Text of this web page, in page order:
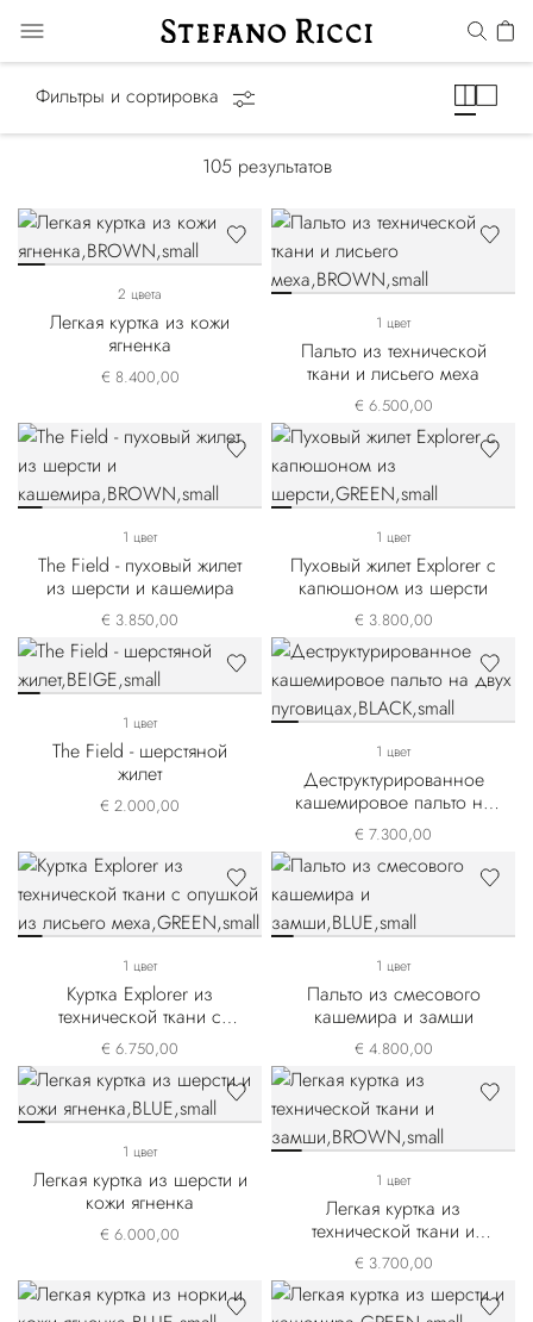
Фильтры и сортировка
105 результатов
2 цвета
Легкая куртка из кожи
ягненка
€ 8.400,00
1 цвет
Пальто из технической
ткани и лисьего меха
€ 6.500,00
1 цвет
The Field - пуховый жилет
из шерсти и кашемира
€ 3.850,00
1 цвет
Пуховый жилет Explorer с
капюшоном из шерсти
€ 3.800,00
1 цвет
The Field - шерстяной
жилет
€ 2.000,00
1 цвет
Деструктурированное
кашемировое пальто на
двух пуговицах
€ 7.300,00
1 цвет
Куртка Explorer из
технической ткани с
опушкой из лисьего меха
€ 6.750,00
1 цвет
Пальто из смесового
кашемира и замши
€ 4.800,00
1 цвет
Легкая куртка из шерсти и
кожи ягненка
€ 6.000,00
1 цвет
Легкая куртка из
технической ткани и
замши
€ 3.700,00